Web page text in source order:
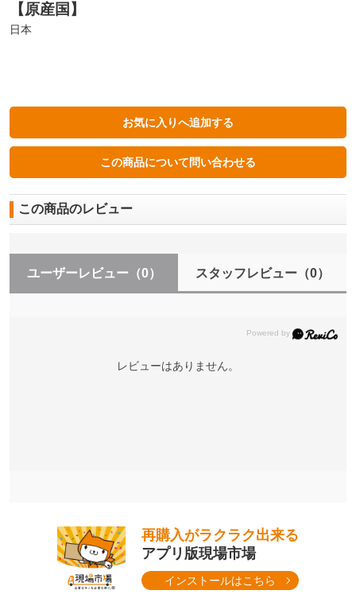
【原産国】
日本
この商品のレビュー
ユーザーレビュー （0） スタッフレビュー（0）
レビューはありません。
再購入がラクラク出来る
アプリ版現場市場
インストールはこちら